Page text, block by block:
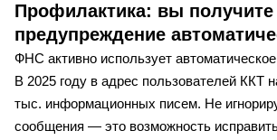
Профилактика: вы получите
предупреждение
ФНС активно использует
В 2025 году в адрес пользователей ККТ
тыс. информационных писем. Не
сообщения — это возможность